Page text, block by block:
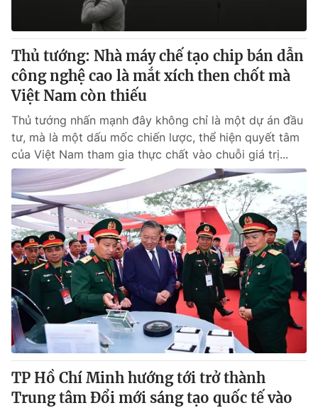
Thủ tướng: Nhà máy chế tạo chip bán dẫn
công nghệ cao là mắt xích then chốt mà
Việt Nam còn thiếu
Thủ tướng nhấn mạnh đây không chỉ là một dự án đầu
tư, mà là một dấu mốc chiến lược, thể hiện quyết tâm
của Việt Nam tham gia thực chất vào chuỗi giá trị...
TP Hồ Chí Minh hướng tới trở thành
Trung tâm Đổi mới sáng tạo quốc tế vào